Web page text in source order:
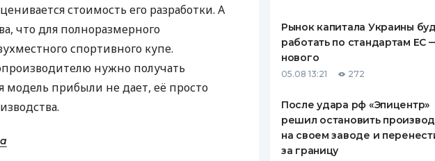
стоимость его разработки. А
что для полноразмерного
спортивного купе.
нужно получать
модель прибыли не дает, её просто
Рынок капитала Украины
работать по стандартам ЕС
нового
05.08 13:21 272
После удара рф «Эпицентр»
решил остановить
на своем заводе и
за границу